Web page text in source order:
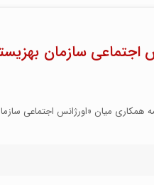
اجتماعی سازمان
همکاری میان «اورژانس اجتماعی